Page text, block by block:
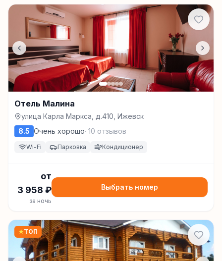
Отель Малина
улица Карла Маркса, д.410, Ижевск
8.5 Очень хорошо· 10 отзывов
Wi-Fi Парковка Кондиционер
от
3 958 ₽
за ночь
Выбрать номер
★ТОП